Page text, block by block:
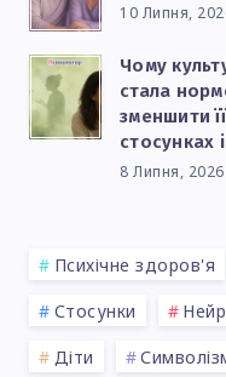
10 Липня,
Чому
стала
зменшити
стосунках
8 Липня, 2026
Психічне здоров'я
Стосунки
Діти